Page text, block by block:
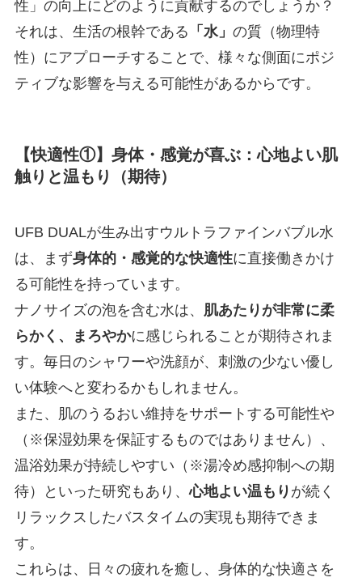
性」の向上にどのように貢献するのでしょうか？
それは、生活の根幹である 「水」 の質（物理特
性）にアプローチすることで、様々な側面にポジ
ティブな影響を与える可能性があるからです。
【快適性①】 身体・感覚が喜ぶ：心地よい肌
触りと温もり（期待）
UFB DUALが生み出すウルトラファインバブル水
は、まず身体的・感覚的な快適性に直接働きかけ
る可能性を持っています。
ナノサイズの泡を含む水は、 肌あたりが非常に柔
らかく、まろやかに感じられることが期待されま
す。毎日のシャワーや洗顔が、刺激の少ない優し
い体験へと変わるかもしれません。
また、肌のうるおい維持をサポートする可能性や
（※保湿効果を保証するものではありません）、
温浴効果が持続しやすい（※湯冷め感抑制への期
待）といった研究もあり、心地よい温もり が続く
リラックスしたバスタイムの実現も期待できま
す。
これらは、日々の疲れを癒し、身体的な快適さを